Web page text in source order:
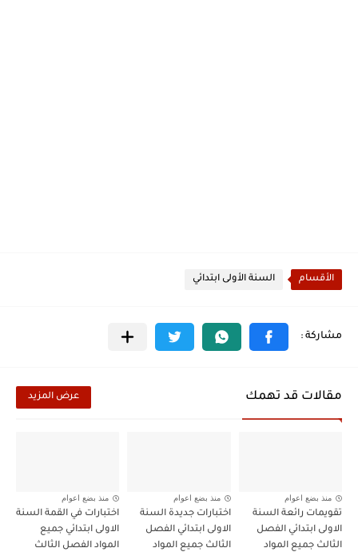
الأقسام السنة الأولى ابتدائي
مقالات قد تهمك عرض المزيد
منذ بضع اعوام
تقويمات رائعة السنة
الاولى ابتدائي الفصل
الثالث جميع المواد
منذ بضع اعوام
اختبارات جديدة السنة
الاولى ابتدائي الفصل
الثالث جميع المواد
منذ بضع اعوام
اختبارات في القمة السنة
الاولى ابتدائي جميع
المواد الفصل الثالث